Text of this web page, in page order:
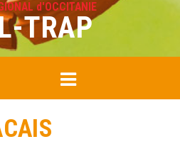
d'OCCITANIE
TRAP